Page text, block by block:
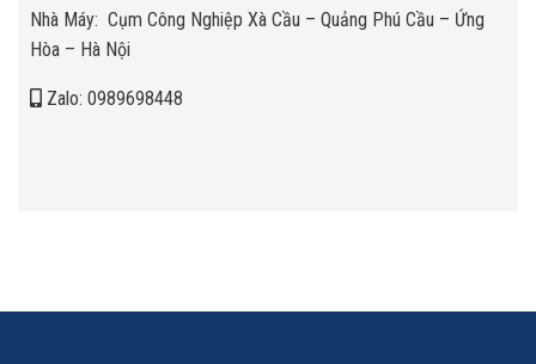
Nhà Máy: Cụm Công Nghiệp Xà Cầu – Quảng Phú Cầu – Ứng
Hòa – Hà Nội
Zalo: 0989698448